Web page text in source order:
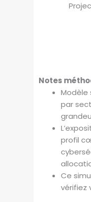
Notes
Modèle
par
profil
Ce
vérifiez